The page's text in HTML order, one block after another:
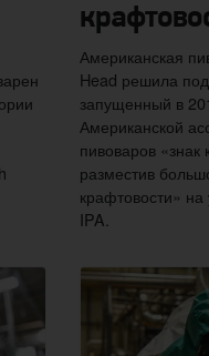
Американская
Head решила
запущенный в
Американской
пивоваров «знак
разместив
крафтовости»
IPA.